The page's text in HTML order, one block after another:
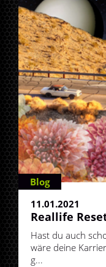
Blog
11.01.2021
Reallife
Hast du auch
wäre deine
g...